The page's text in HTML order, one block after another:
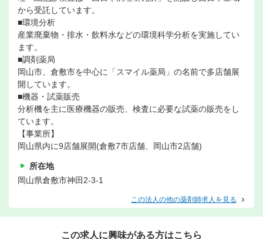
から受託しています。
■環境分析
産業廃棄物・排水・飲料水などの環境科学分析を実施してい
ます。
■調剤薬局
岡山市、倉敷市を中心に「スマイル薬局」の名前で多店舗展
開しています。
■機器・試薬販売
分析機を主に医療機器の販売、検査に必要な試薬の販売をし
ています。
【事業所】
岡山県内に9店舗展開(倉敷7市店舗、岡山市2店舗)
所在地
岡山県倉敷市神田2-3-1
この法人の他の薬剤師求人を見る
この求人に興味がある方はこちら